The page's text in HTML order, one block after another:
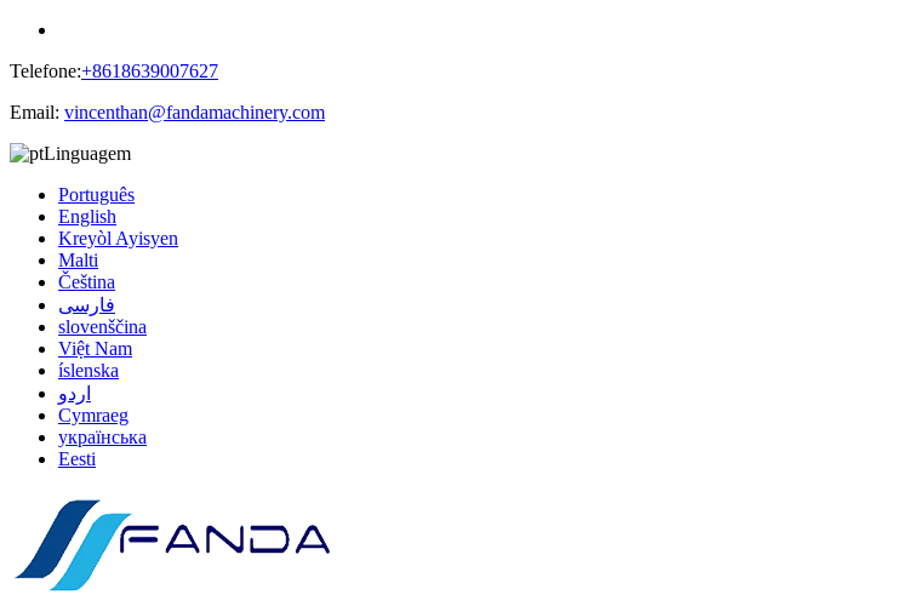
Telefone:+8618639007627
Email: vincenthan@fandamachinery.com
Linguagem
Português
English
Kreyòl Ayisyen
Malti
Čeština
فارسی
slovenščina
Việt Nam
íslenska
اردو
Cymraeg
українська
Eesti